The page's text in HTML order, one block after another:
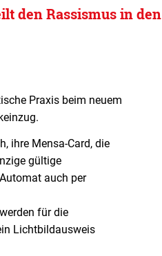
den Rassismus in den
Praxis beim neuem
ihre Mensa-Card, die
gültige
auch per
für die
Lichtbildausweis